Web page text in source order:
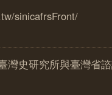
sinicafrsFront/
灣史研究所與臺灣省